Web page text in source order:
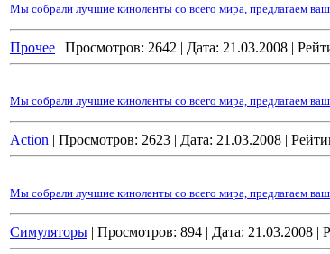
Мы собрали лучшие киноленты со всего мира, предлагаем
Прочее | Просмотров: 2642 | Дата: 21.03.2008 |
Мы собрали лучшие киноленты со всего мира, предлагаем
Action | Просмотров: 2623 | Дата: 21.03.2008 |
Мы собрали лучшие киноленты со всего мира, предлагаем
Cимуляторы | Просмотров: 894 | Дата: 21.03.2008 |